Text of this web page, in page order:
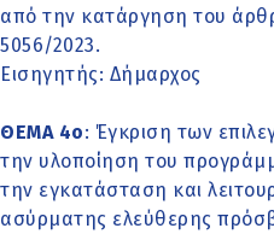
από την κατάργηση του
5056/2023.
Εισηγητής: Δήμαρχος
ΘΕΜΑ 4o: Έγκριση των
την υλοποίηση του
την εγκατάσταση και
ασύρματης ελεύθερης